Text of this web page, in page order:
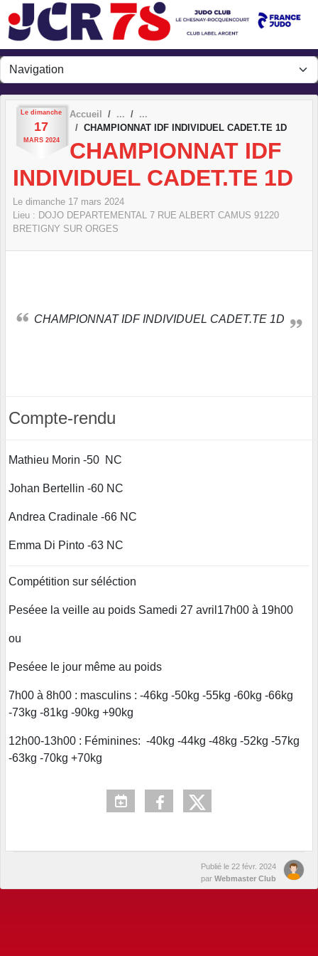
Le dimanche
17
MARS 2024
Accueil
CHAMPIONNAT IDF INDIVIDUEL CADET.TE 1D
CHAMPIONNAT IDF
INDIVIDUEL CADET.TE 1D
Le dimanche 17 mars 2024
Lieu : DOJO DEPARTEMENTAL 7 RUE ALBERT CAMUS 91220
BRETIGNY SUR ORGES
CHAMPIONNAT IDF INDIVIDUEL CADET.TE 1D
Compte-rendu
Mathieu Morin -50 NC
Johan Bertellin -60 NC
Andrea Cradinale -66 NC
Emma Di Pinto -63 NC
Compétition sur séléction
Peséee la veille au poids Samedi 27 avril17h00 à 19h00
ou
Peséee le jour même au poids
7h00 à 8h00 : masculins : -46kg -50kg -55kg -60kg -66kg
-73kg -81kg -90kg +90kg
12h00-13h00 : Féminines: -40kg -44kg -48kg -52kg -57kg
-63kg -70kg +70kg
Publié le 22 févr. 2024
par Webmaster Club
Panneau de gestion des cookies